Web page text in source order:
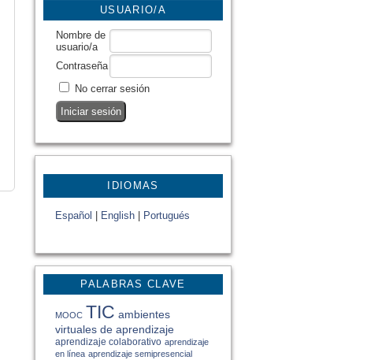
USUARIO/A
Nombre de
usuario/a
Contraseña
No cerrar sesión
IDIOMAS
Español English Portugués
PALABRAS CLAVE
MOOC TIC ambientes
virtuales de aprendizaje
aprendizaje colaborativo aprendizaje
en línea aprendizaje semipresencial